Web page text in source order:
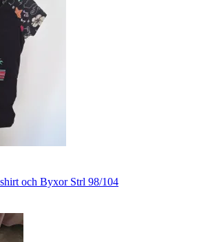
och Byxor Strl 98/104